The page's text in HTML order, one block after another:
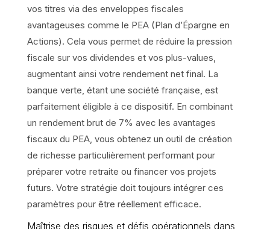
vos titres via des enveloppes fiscales
avantageuses comme le PEA (Plan d’Épargne en
Actions). Cela vous permet de réduire la pression
fiscale sur vos dividendes et vos plus-values,
augmentant ainsi votre rendement net final. La
banque verte, étant une société française, est
parfaitement éligible à ce dispositif. En combinant
un rendement brut de 7% avec les avantages
fiscaux du PEA, vous obtenez un outil de création
de richesse particulièrement performant pour
préparer votre retraite ou financer vos projets
futurs. Votre stratégie doit toujours intégrer ces
paramètres pour être réellement efficace.
Maîtrise des risques et défis opérationnels dans